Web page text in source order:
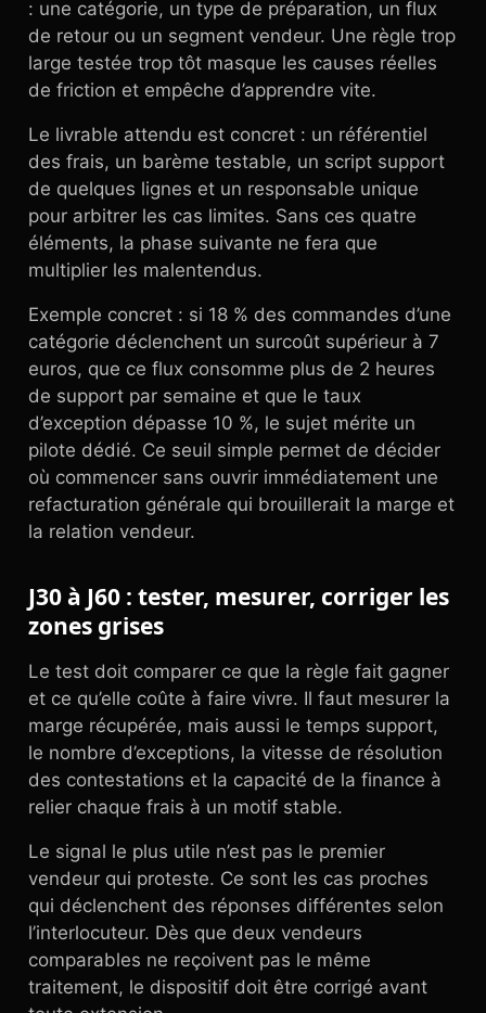
: une catégorie, un type de préparation, un flux
de retour ou un segment vendeur. Une règle trop
large testée trop tôt masque les causes réelles
de friction et empêche d’apprendre vite.
Le livrable attendu est concret : un référentiel
des frais, un barème testable, un script support
de quelques lignes et un responsable unique
pour arbitrer les cas limites. Sans ces quatre
éléments, la phase suivante ne fera que
multiplier les malentendus.
Exemple concret : si 18 % des commandes d’une
catégorie déclenchent un surcoût supérieur à 7
euros, que ce flux consomme plus de 2 heures
de support par semaine et que le taux
d’exception dépasse 10 %, le sujet mérite un
pilote dédié. Ce seuil simple permet de décider
où commencer sans ouvrir immédiatement une
refacturation générale qui brouillerait la marge et
la relation vendeur.
J30 à J60 : tester, mesurer, corriger les
zones grises
Le test doit comparer ce que la règle fait gagner
et ce qu’elle coûte à faire vivre. Il faut mesurer la
marge récupérée, mais aussi le temps support,
le nombre d’exceptions, la vitesse de résolution
des contestations et la capacité de la finance à
relier chaque frais à un motif stable.
Le signal le plus utile n’est pas le premier
vendeur qui proteste. Ce sont les cas proches
qui déclenchent des réponses différentes selon
l’interlocuteur. Dès que deux vendeurs
comparables ne reçoivent pas le même
traitement, le dispositif doit être corrigé avant